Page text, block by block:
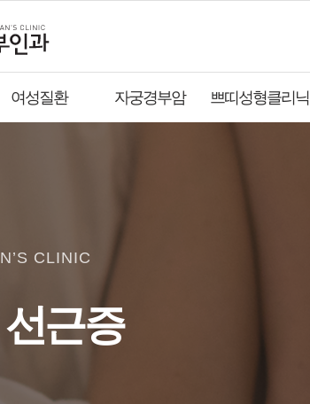
여성질환 자궁경부암 쁘띠성형클리닉
CLINIC
근증